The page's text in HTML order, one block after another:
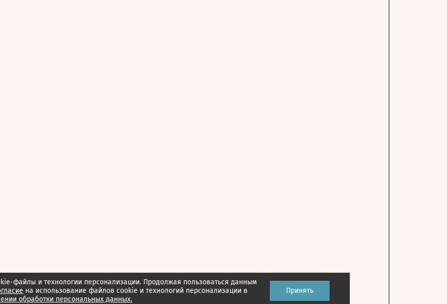
файлы и технологии персонализации. Продолжая пользоваться данным
на использование файлов cookie и технологий персонализации в
обработки персональных данных.
Принять